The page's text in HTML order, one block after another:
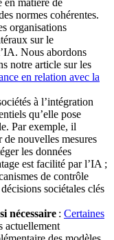
en matière de
normes cohérentes.
organisations
sur le
Nous abordons
notre article sur les
en relation avec la
à l’intégration
qu’elle pose
Par exemple, il
de nouvelles mesures
les données
est facilité par l’IA ;
de contrôle
sociétales clés
nécessaire : Certaines
actuellement